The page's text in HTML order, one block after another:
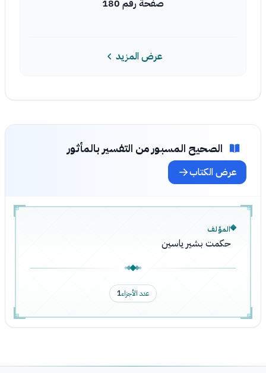
صفحة رقم 180
عرض المزيد
الصحيح المسبور من التفسير بالمأثور
عرض الكتاب
المؤلف
حكمت بشير ياسين
عدد الأجزاء1